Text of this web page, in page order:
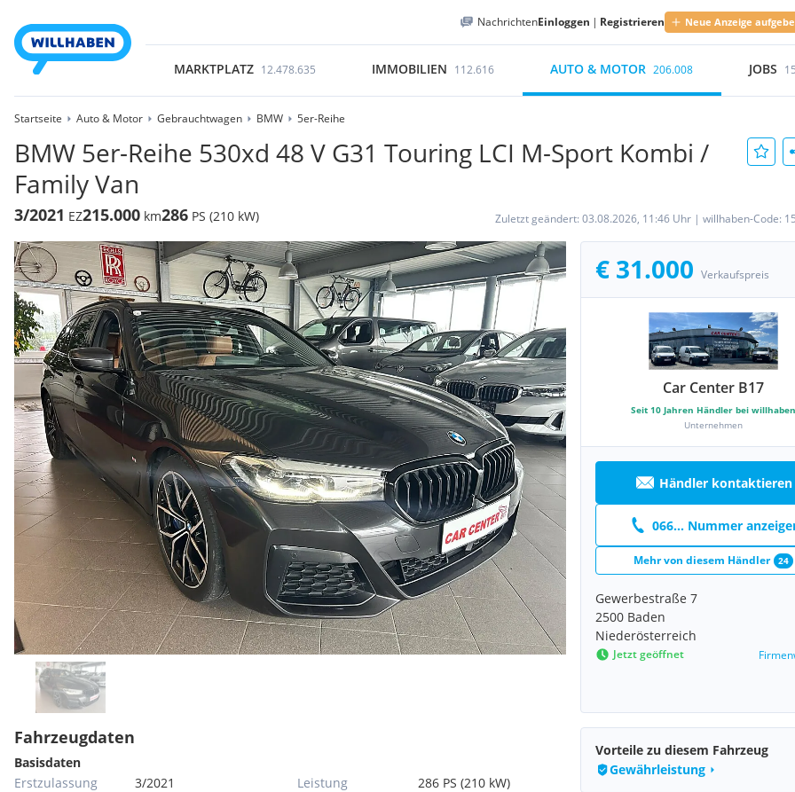
NachrichtenEinloggen | Registrieren Neue Anzeige
MARKTPLATZ 12.478.635 IMMOBILIEN 112.616 AUTO & MOTOR 206.008 JOBS
Startseite Auto & Motor Gebrauchtwagen BMW 5er-Reihe
BMW 5er-Reihe 530xd 48 V G31 Touring LCI M-Sport Kombi /
Family Van
3/2021 EZ215.000 km286 PS (210 kW) Zuletzt geändert: 03.08.2026, 11:46 Uhr | willhaben-Code:
€ 31.000 Verkaufspreis
Car Center B17
Seit 10 Jahren Händler bei willhaben
Unternehmen
Händler kontaktieren
066... Nummer
Mehr von diesem Händler 24
Gewerbestraße 7
2500 Baden
Niederösterreich
Jetzt geöffnet
Fahrzeugdaten
Basisdaten
Erstzulassung
3/2021
Leistung
286 PS (210 kW)
Vorteile zu diesem Fahrzeug
Gewährleistung